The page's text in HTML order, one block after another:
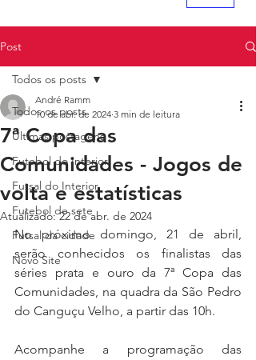
Post
Todos os posts
Últimas postagens
Futebol do Interior
Futsal do Interior
Futebol de sete
Futsal da cidade
Novo Site
Todos os posts
7ª Copa das
Comunidades - Jogos de
volta e estatísticas
André Ramm
10 de abr. de 2024 3 min de leitura
Atualizado:22 de abr. de 2024
No próximo domingo, 21 de abril,
serão conhecidos os finalistas das
séries prata e ouro da 7ª Copa das
Comunidades, na quadra da São Pedro
do Canguçu Velho, a partir das 10h.
Acompanhe a programação das